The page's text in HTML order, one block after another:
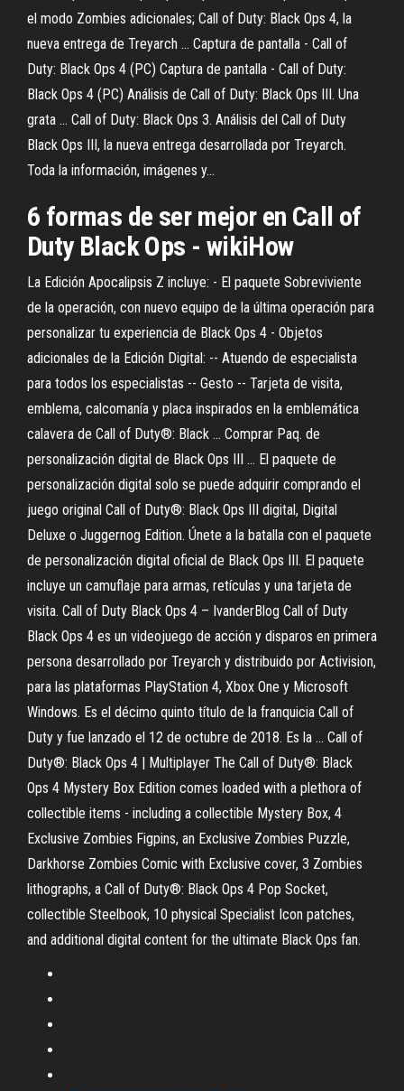
el modo Zombies adicionales; Call of Duty: Black Ops 4, la
nueva entrega de Treyarch ... Captura de pantalla - Call of
Duty: Black Ops 4 (PC) Captura de pantalla - Call of Duty:
Black Ops 4 (PC) Análisis de Call of Duty: Black Ops III. Una
grata ... Call of Duty: Black Ops 3. Análisis del Call of Duty
Black Ops III, la nueva entrega desarrollada por Treyarch.
Toda la información, imágenes y...
6 formas de ser mejor en Call of
Duty Black Ops - wikiHow
La Edición Apocalipsis Z incluye: - El paquete Sobreviviente
de la operación, con nuevo equipo de la última operación para
personalizar tu experiencia de Black Ops 4 - Objetos
adicionales de la Edición Digital: -- Atuendo de especialista
para todos los especialistas -- Gesto -- Tarjeta de visita,
emblema, calcomanía y placa inspirados en la emblemática
calavera de Call of Duty®: Black ... Comprar Paq. de
personalización digital de Black Ops III ... El paquete de
personalización digital solo se puede adquirir comprando el
juego original Call of Duty®: Black Ops III digital, Digital
Deluxe o Juggernog Edition. Únete a la batalla con el paquete
de personalización digital oficial de Black Ops III. El paquete
incluye un camuflaje para armas, retículas y una tarjeta de
visita. Call of Duty Black Ops 4 – IvanderBlog Call of Duty
Black Ops 4 es un videojuego de acción y disparos en primera
persona desarrollado por Treyarch y distribuido por Activision,
para las plataformas PlayStation 4, Xbox One y Microsoft
Windows. Es el décimo quinto título de la franquicia Call of
Duty y fue lanzado el 12 de octubre de 2018. Es la ... Call of
Duty®: Black Ops 4 | Multiplayer The Call of Duty®: Black
Ops 4 Mystery Box Edition comes loaded with a plethora of
collectible items - including a collectible Mystery Box, 4
Exclusive Zombies Figpins, an Exclusive Zombies Puzzle,
Darkhorse Zombies Comic with Exclusive cover, 3 Zombies
lithographs, a Call of Duty®: Black Ops 4 Pop Socket,
collectible Steelbook, 10 physical Specialist Icon patches,
and additional digital content for the ultimate Black Ops fan.